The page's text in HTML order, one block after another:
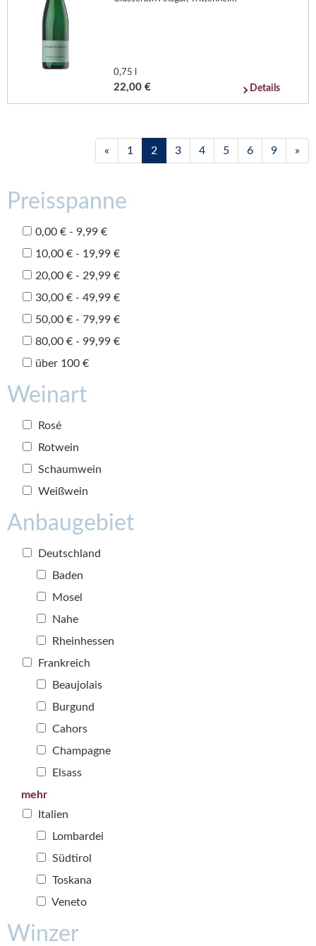
0,75 l
22,00 € Details
« 1 2 3 4 5 6 9 »
Preisspanne
0,00 € - 9,99 €
10,00 € - 19,99 €
20,00 € - 29,99 €
30,00 € - 49,99 €
50,00 € - 79,99 €
80,00 € - 99,99 €
über 100 €
Weinart
Rosé
Rotwein
Schaumwein
Weißwein
Anbaugebiet
Deutschland
Baden
Mosel
Nahe
Rheinhessen
Frankreich
Beaujolais
Burgund
Cahors
Champagne
Elsass
mehr
Italien
Lombardei
Südtirol
Toskana
Veneto
Winzer